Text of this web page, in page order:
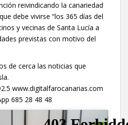
reivindicando la canariedad
debe vivirse “los 365 días del
y vecinas de Santa Lucía a
previstas con motivo del
de cerca las noticias que
www.digitalfarocanarias.com
685 28 48 48